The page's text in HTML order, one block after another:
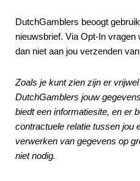
DutchGamblers beoogt
nieuwsbrief. Via Opt-In vragen
dan niet aan jou verzenden
Zoals je kunt zien zijn er
DutchGamblers jouw
biedt een informatiesite, en er
contractuele relatie tussen jou
verwerken van gegevens op
niet nodig.